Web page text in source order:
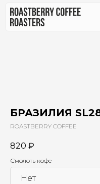
БРАЗИЛИЯ
ROASTBERRY COFFEE
820 ₽
Смолоть кофе